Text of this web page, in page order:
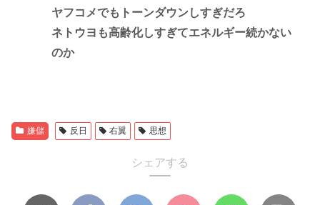
ヤフコメでもトーンダウンしすぎだろ
ネトウヨも高齢化しすぎてエネルギー続かない
のか
嫌儲 反日 右翼 思想
シェアする